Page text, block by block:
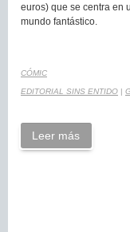
euros) que se centra en
mundo fantástico.
CÓMIC
EDITORIAL SINS ENTIDO |
Leer más